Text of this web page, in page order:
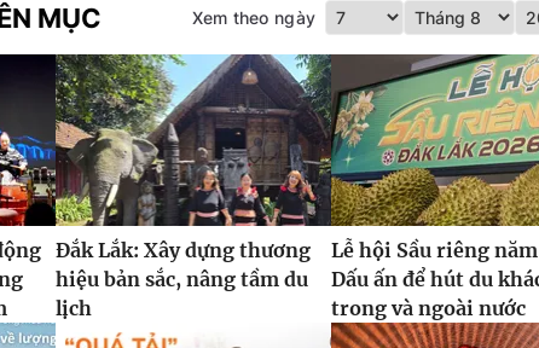
MỤC Xem theo ngày
Đắk Lắk: Xây dựng thương
hiệu bản sắc, nâng tầm du
lịch
Lễ hội Sầu riêng
Dấu ấn để hút du
trong và ngoài nước